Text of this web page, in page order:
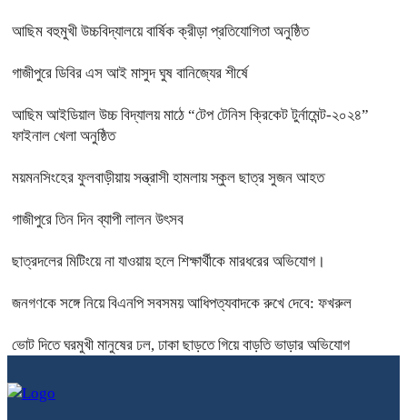
আছিম বহুমুখী উচ্চবিদ্যালয়ে বার্ষিক ক্রীড়া প্রতিযোগিতা অনুষ্ঠিত
গাজীপুরে ডিবির এস আই মাসুদ ঘুষ বানিজ্যের শীর্ষে
আছিম আইডিয়াল উচ্চ বিদ্যালয় মাঠে “টেপ টেনিস ক্রিকেট টুর্নামেন্ট-২০২৪”
ফাইনাল খেলা অনুষ্ঠিত
ময়মনসিংহের ফুলবাড়ীয়ায় সন্ত্রাসী হামলায় স্কুল ছাত্র সুজন আহত
গাজীপুরে তিন দিন ব্যাপী লালন উৎসব
ছাত্রদলের মিটিংয়ে না যাওয়ায় হলে শিক্ষার্থীকে মারধরের অভিযোগ।
জনগণকে সঙ্গে নিয়ে বিএনপি সবসময় আধিপত্যবাদকে রুখে দেবে: ফখরুল
ভোট দিতে ঘরমুখী মানুষের ঢল, ঢাকা ছাড়তে গিয়ে বাড়তি ভাড়ার অভিযোগ